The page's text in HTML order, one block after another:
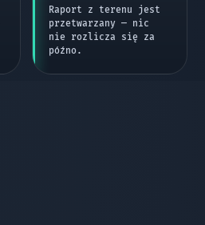
Raport z terenu jest
przetwarzany — nic
nie rozlicza się za
późno.